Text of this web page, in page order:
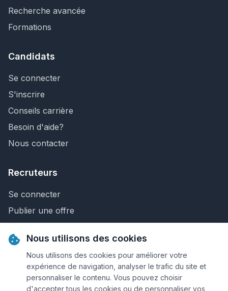
Recherche avancée
Formations
Candidats
Se connecter
S'inscrire
Conseils carrière
Besoin d'aide?
Nous contacter
Recruteurs
Se connecter
Publier une offre
Nous contacter
© 2026 Keejob.com. Tous droits réservés.
Nous utilisons des cookies
Nous utilisons des cookies pour améliorer votre
expérience de navigation, analyser le trafic du site et
personnaliser le contenu. Vous pouvez choisir
d'accepter tous les cookies ou de personnaliser vos